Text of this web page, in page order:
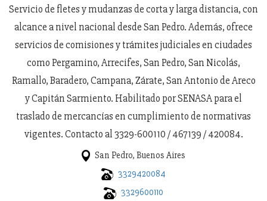
Servicio de fletes y mudanzas de corta y larga distancia, con
alcance a nivel nacional desde San Pedro. Además, ofrece
servicios de comisiones y trámites judiciales en ciudades
como Pergamino, Arrecifes, San Pedro, San Nicolás,
Ramallo, Baradero, Campana, Zárate, San Antonio de Areco
y Capitán Sarmiento. Habilitado por SENASA para el
traslado de mercancías en cumplimiento de normativas
vigentes. Contacto al 3329-600110 / 467139 / 420084.
San Pedro, Buenos Aires
3329420084
3329600110